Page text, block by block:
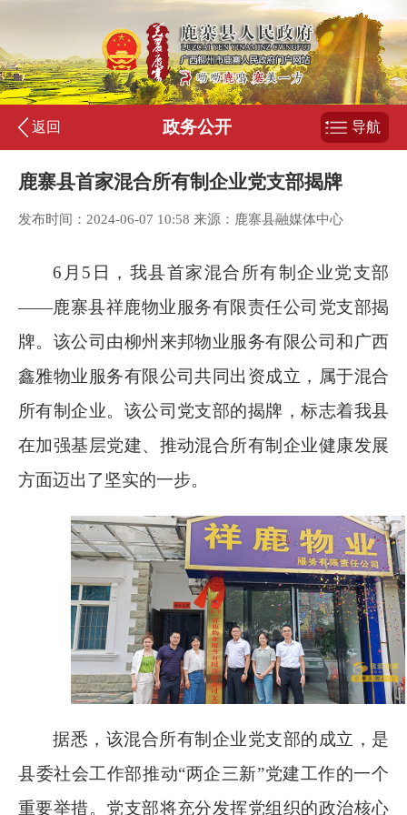
返回 政务公开 导航
鹿寨县首家混合所有制企业党支部揭牌
发布时间：2024-06-07 10:58 来源：鹿寨县融媒体中心
6 月 5 日，我县首家混合所有制企业党支部
——鹿寨县祥鹿物业服务有限责任公司党支部揭
牌。该公司由柳州来邦物业服务有限公司和广西
鑫雅物业服务有限公司共同出资成立，属于混合
所有制企业。该公司党支部的揭牌，标志着我县
在加强基层党建、推动混合所有制企业健康发展
方面迈出了坚实的一步。
据悉，该混合所有制企业党支部的成立，是
县委社会工作部推动“两企三新”党建工作的一个
重要举措。党支部将充分发挥党组织的政治核心